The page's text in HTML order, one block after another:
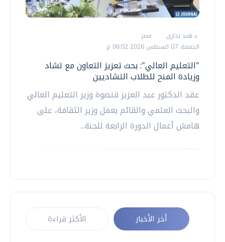
د.هند بدارى
مصر
الجمعة، 07 اغسطس 2026 06:02 م
"التعليم العالي": بحث تعزيز التعاون مع تشاد
وزيادة المنح للطلاب التشاديين
عقد الدكتور عبد العزيز قنصوة وزير التعليم العالي
والبحث العلمي والقائم بعمل وزير الثقافة، على
هامش أعمال الدورة الرابعة للجنة...
أخر الأخبار الأكثر قراءة